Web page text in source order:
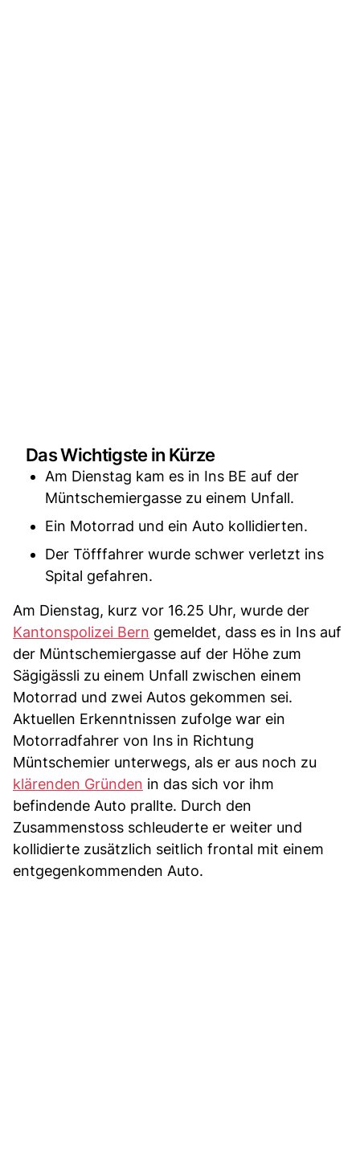
Das Wichtigste in Kürze
Am Dienstag kam es in Ins BE auf der
Müntschemiergasse zu einem Unfall.
Ein Motorrad und ein Auto kollidierten.
Der Töfffahrer wurde schwer verletzt ins
Spital gefahren.
Am Dienstag, kurz vor 16.25 Uhr, wurde der
Kantonspolizei Bern gemeldet, dass es in Ins auf
der Müntschemiergasse auf der Höhe zum
Sägigässli zu einem Unfall zwischen einem
Motorrad und zwei Autos gekommen sei.
Aktuellen Erkenntnissen zufolge war ein
Motorradfahrer von Ins in Richtung
Müntschemier unterwegs, als er aus noch zu
klärenden Gründen in das sich vor ihm
befindende Auto prallte. Durch den
Zusammenstoss schleuderte er weiter und
kollidierte zusätzlich seitlich frontal mit einem
entgegenkommenden Auto.